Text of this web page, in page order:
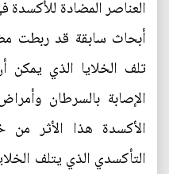
العناصر المضادة للأكسدة
أبحاث سابقة قد ربطت
تلف الخلايا الذي
الإصابة بالسرطان
الأكسدة هذا الأثر من
التأكسدي الذي يتلف